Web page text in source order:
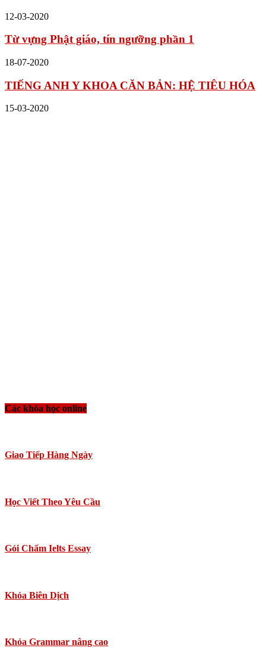
12-03-2020
Từ vựng Phật giáo, tín ngưỡng phần 1
18-07-2020
TIẾNG ANH Y KHOA CĂN BẢN: HỆ TIÊU HÓA
15-03-2020
Các khóa học online
Giao Tiếp Hàng Ngày
Học Viết Theo Yêu Cầu
Gói Chấm Ielts Essay
Khóa Biên Dịch
Khóa Grammar nâng cao